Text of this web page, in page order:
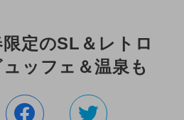
定のSL＆レトロ
ッフェ＆温泉も